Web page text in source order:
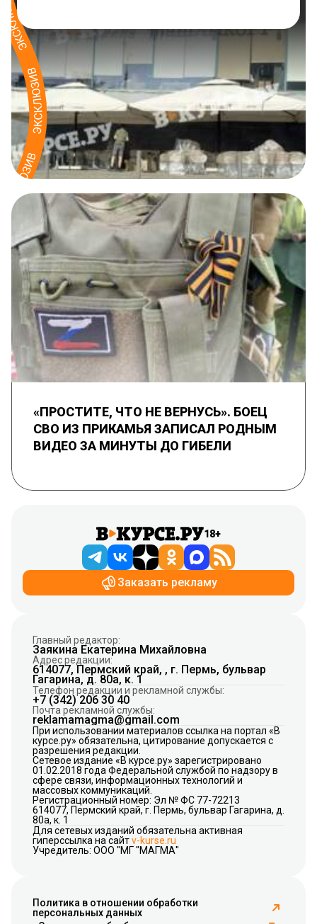
«ПРОСТИТЕ, ЧТО НЕ ВЕРНУСЬ». БОЕЦ
СВО ИЗ ПРИКАМЬЯ ЗАПИСАЛ РОДНЫМ
ВИДЕО ЗА МИНУТЫ ДО ГИБЕЛИ
18+
Заказать рекламу
Главный редактор:
Заякина Екатерина Михайловна
Адрес редакции:
614077, Пермский край, , г. Пермь, бульвар
Гагарина, д. 80а, к. 1
Телефон редакции и рекламной службы:
+7 (342) 206 30 40
Почта рекламной службы:
reklamamagma@gmail.com
При использовании материалов ссылка на портал «В
курсе.ру» обязательна, цитирование допускается с
разрешения редакции.
Сетевое издание «В курсе.ру» зарегистрировано
01.02.2018 года Федеральной службой по надзору в
сфере связи, информационных технологий и
массовых коммуникаций.
Регистрационный номер: Эл № ФС 77-72213
614077, Пермский край, г. Пермь, бульвар Гагарина, д.
80а, к. 1
Для сетевых изданий обязательна активная
гиперссылка на сайтv-kurse.ru
Учредитель: ООО "МГ "МАГМА"
Политика в отношении обработки
персональных данных